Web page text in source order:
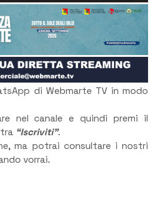
di Webmarte TV in modo
nel canale e quindi premi il
“Iscriviti”.
ma potrai consultare i nostri
vorrai.